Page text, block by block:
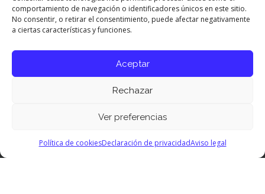
comportamiento de navegación o identificadores únicos en este sitio.
No consentir, o retirar el consentimiento, puede afectar negativamente
a ciertas características y funciones.
Aceptar
Rechazar
Ver preferencias
Política de cookiesDeclaración de privacidadAviso legal
Panel de preferencias cookies